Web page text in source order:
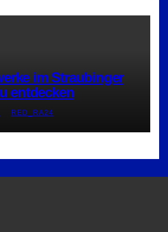
im Straubinger
entdecken
RED_RA24